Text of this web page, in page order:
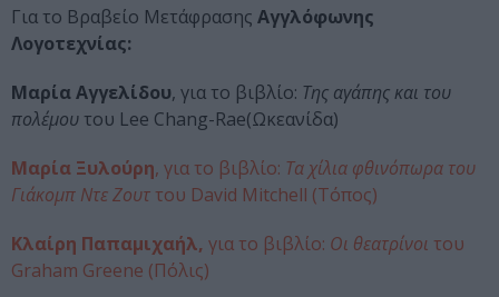
Για το Βραβείο Μετάφρασης Αγγλόφωνης
Λογοτεχνίας:
Μαρία Αγγελίδου, για το βιβλίο: Της αγάπης και του
πολέμου του Lee Chang-Rae(Ωκεανίδα)
Μαρία Ξυλούρη, για το βιβλίο: Τα χίλια φθινόπωρα του
Γιάκομπ Ντε Ζουτ του David Mitchell (Τόπος)
Κλαίρη Παπαμιχαήλ, για το βιβλίο: Οι θεατρίνοι του
Graham Greene (Πόλις)